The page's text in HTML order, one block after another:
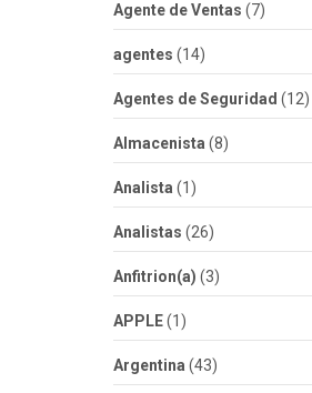
Agente de Ventas (7)
agentes (14)
Agentes de Seguridad (12)
Almacenista (8)
Analista (1)
Analistas (26)
Anfitrion(a) (3)
APPLE(1)
Argentina (43)